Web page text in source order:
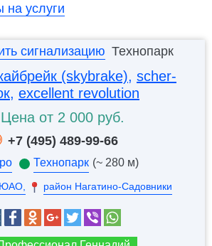
на услуги
сигнализацию Технопарк
(skybrake), scher-
, excellent revolution
Цена от 2 000 руб.
+7 (495) 489-99-66
Технопарк (~ 280 м)
ЮАО, район Нагатино-Садовники